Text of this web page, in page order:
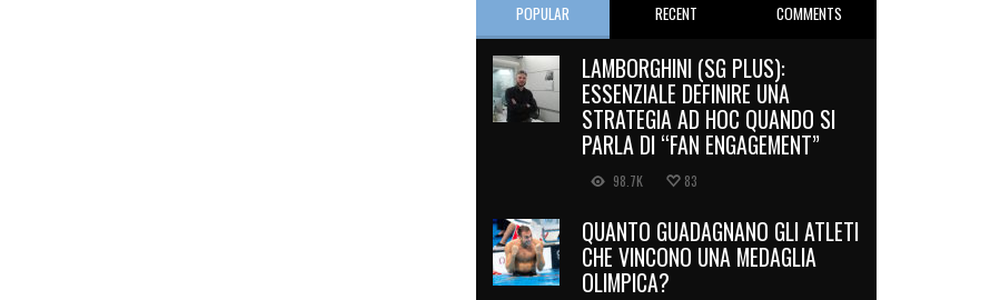
POPULAR RECENT COMMENTS
LAMBORGHINI (SG PLUS):
ESSENZIALE DEFINIRE UNA
STRATEGIA AD HOC QUANDO SI
PARLA DI “FAN ENGAGEMENT”
98.7K 83
QUANTO GUADAGNANO GLI ATLETI
CHE VINCONO UNA MEDAGLIA
OLIMPICA?